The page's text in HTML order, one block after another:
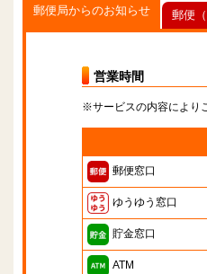
郵便局からのお知らせ
営業時間
※サービスの内容により
郵便窓口
ゆうゆう窓口
貯金窓口
ATM
郵便